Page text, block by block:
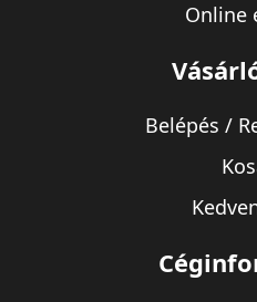
Online
Belépés /